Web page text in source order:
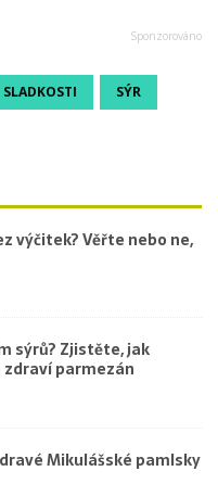
SLADKOSTI SÝR
výčitek? Věřte nebo ne,
sýrů? Zjistěte, jak
parmezán
Mikulášské pamlsky